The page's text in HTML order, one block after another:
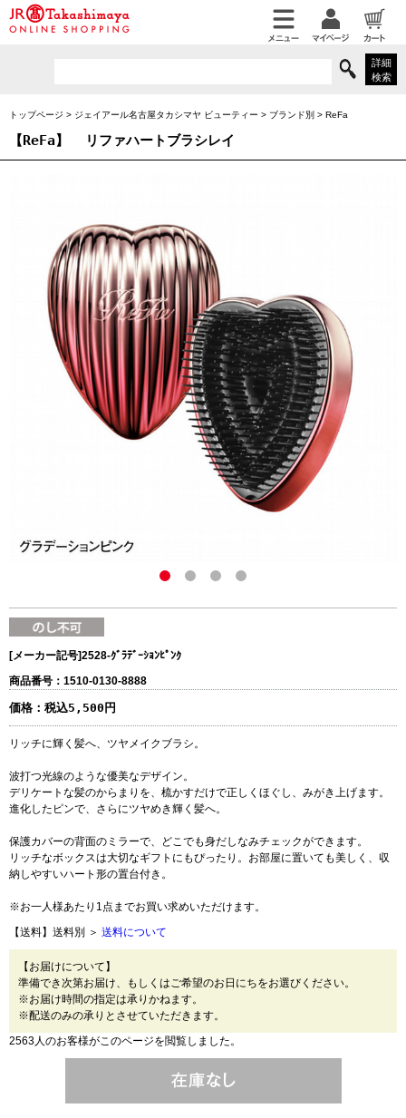
詳細
検索
トップページ > ジェイアール名古屋タカシマヤ ビューティー > ブランド別 > ReFa
【ReFa】 リファハートブラシレイ
[メーカー記号]2528-ｸﾞﾗﾃﾞｰｼｮﾝﾋﾟﾝｸ
商品番号：1510-0130-8888
価格： 税込5,500円
リッチに輝く髪へ、ツヤメイクブラシ。
波打つ光線のような優美なデザイン。
デリケートな髪のからまりを、梳かすだけで正しくほぐし、みがき上げます。
進化したピンで、さらにツヤめき輝く髪へ。
保護カバーの背面のミラーで、どこでも身だしなみチェックができます。
リッチなボックスは大切なギフトにもぴったり。お部屋に置いても美しく、収
納しやすいハート形の置台付き。
※お一人様あたり1点までお買い求めいただけます。
【送料】送料別 ＞ 送料について
【お届けについて】
準備でき次第お届け、もしくはご希望のお日にちをお選びください。
※お届け時間の指定は承りかねます。
※配送のみの承りとさせていただきます。
2563人のお客様がこのページを閲覧しました。